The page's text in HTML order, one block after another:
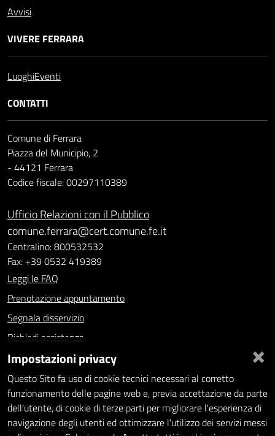
Avvisi
VIVERE FERRARA
LuoghiEventi
CONTATTI
Comune di Ferrara
Piazza del Municipio, 2
- 44121 Ferrara
Codice fiscale: 00297110389
Ufficio Relazioni con il Pubblico
comune.ferrara@cert.comune.fe.it
Centralino: 800532532
Fax: +39 0532 419389
Leggi le FAQ
Prenotazione appuntamento
Segnala disservizio
Richiedi assistenza
Statistiche dei Siti web
Intranet - accesso riservato
Amministrazione trasparente
Informativa privacy
×
Impostazioni privacy
Questo Sito fa uso di cookie tecnici necessari al corretto
funzionamento delle pagine web e, previa accettazione da parte
dell'utente, di cookie di terze parti per migliorare l'esperienza di
navigazione degli utenti ed ottimizzare l'utilizzo dei servizi messi